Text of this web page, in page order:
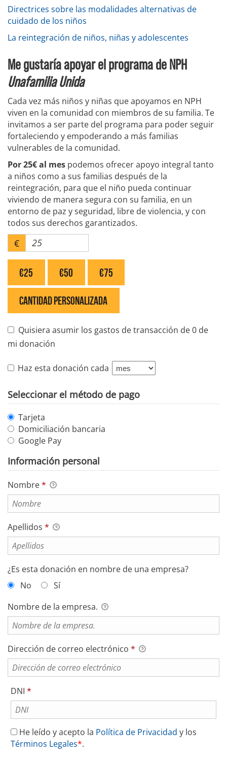
Directrices sobre las modalidades alternativas de
cuidado de los niños
La reintegración de niños, niñas y adolescentes
Me gustaría apoyar el programa de NPH
Unafamilia Unida
Cada vez más niños y niñas que apoyamos en NPH
viven en la comunidad con miembros de su familia. Te
invitamos a ser parte del programa para poder seguir
fortaleciendo y empoderando a más familias
vulnerables de la comunidad.
Por 25€ al mes podemos ofrecer apoyo integral tanto
a niños como a sus familias después de la
reintegración, para que el niño pueda continuar
viviendo de manera segura con su familia, en un
entorno de paz y seguridad, libre de violencia, y con
todos sus derechos garantizados.
€
€25 €50 €75
Cantidad personalizada
Quisiera asumir los gastos de transacción de 0 de
mi donación
Haz esta donación cada
Seleccionar el método de pago
Tarjeta
Domiciliación bancaria
Google Pay
Información personal
Nombre*
Apellidos *
¿Es esta donación en nombre de una empresa?
No
Sí
Nombre de la empresa.
Dirección de correo electrónico *
DNI*
He leído y acepto la Política de Privacidad y los
Términos Legales*.